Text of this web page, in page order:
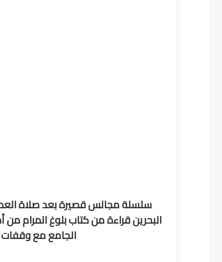
سلسلة مجالس قصيرة بعد صلاة
البحرين قراءة من كتاب بلوغ المرام
الجامع مع وقفات